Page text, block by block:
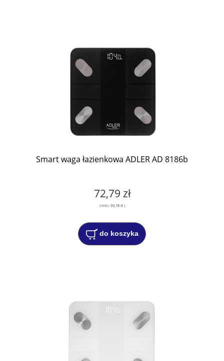
Smart waga łazienkowa ADLER AD 8186b
72,79 zł
(netto: 59,18 zł)
do koszyka